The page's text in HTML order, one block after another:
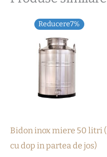
Reducere7%
Bidon inox miere 50 litri (
cu dop in partea de jos)
Prețul
inițial
a
fost:
508,00 lei.
Prețul
curent